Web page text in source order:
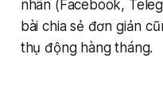
nhân (Facebook,
bài chia sẻ đơn giản
thụ động hàng tháng.